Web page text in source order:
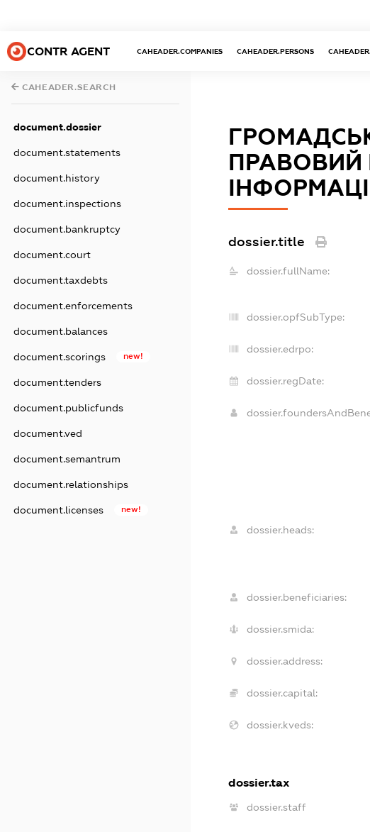
CONTR AGENT CAHEADER.COMPANIES CAHEADER.PERSONS
CAHEADER.SEARCH
document.dossier
document.statements
document.history
document.inspections
document.bankruptcy
document.court
document.taxdebts
document.enforcements
document.balances
document.scorings new!
document.tenders
document.publicfunds
document.ved
document.semantrum
document.relationships
document.licenses new!
ПРАВОВИЙ
dossier.title
dossier.fullName:
dossier.opfSubType:
dossier.edrpo:
dossier.regDate:
dossier.heads:
dossier.beneficiaries:
dossier.smida:
dossier.address:
dossier.capital:
dossier.kveds:
dossier.tax
dossier.staff